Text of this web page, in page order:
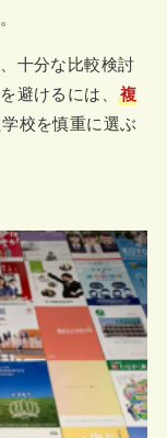
十分な比較検討
避けるには、
複
校を慎重に選ぶ